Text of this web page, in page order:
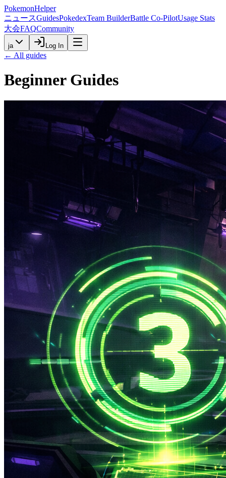
PokemonHelper
ニュースGuidesPokedexTeam BuilderBattle Co-PilotUsage Stats
大会FAQCommunity
ja Log In
← All guides
BeginnerGuides